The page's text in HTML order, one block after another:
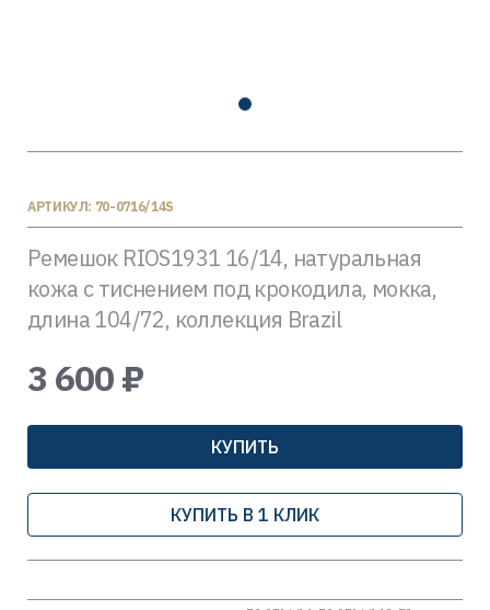
АРТИКУЛ: 70-0716/14S
Ремешок RIOS1931 16/14, натуральная
кожа с тиснением под крокодила, мокка,
длина 104/72, коллекция Brazil
3 600 ₽
КУПИТЬ
КУПИТЬ В 1 КЛИК